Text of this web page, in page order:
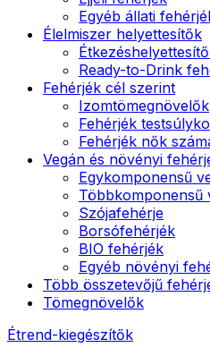
Egyéb állati
Élelmiszer helyettesítők
Ready-to-Drink
Fehérjék cél szerint
Izomtömegnövelők
Fehérjék
Fehérjék nők
Vegán és növényi
Egykomponensű
Többkomponensű
Szójafehérje
Borsófehérjék
BIO fehérjék
Egyéb növényi
Több összetevőjű
Tömegnövelők
Étrend-kiegészítők